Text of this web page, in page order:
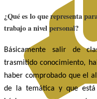
¿Qué es lo que representa
trabajo a nivel personal?
Básicamente salir de
trasmitido conocimiento,
haber comprobado que el
de la temática y que